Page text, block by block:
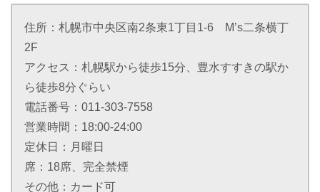
住所：札幌市中央区南2条東1丁目1-6 M’s二条横丁
2F
アクセス：札幌駅から徒歩15分、豊水すすきの駅か
ら徒歩8分ぐらい
電話番号：011-303-7558
営業時間：18:00-24:00
定休日：月曜日
席：18席、完全禁煙
その他：カード可